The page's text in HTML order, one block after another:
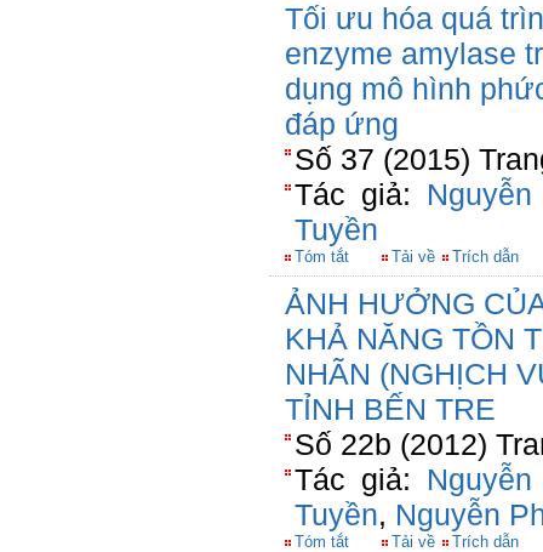
Tối ưu hóa quá
enzyme amylase
dụng mô hình
đáp ứng
Số 37 (2015)
Tác giả:
Tuyền
Tóm tắt Tải về Trích dẫn
ẢNH HƯỞNG
KHẢ NĂNG TỒN
NHÃN (NGHỊCH
TỈNH BẾN TRE
Số 22b (2012)
Tác giả:
Tuyền, Nguyễn
Tóm tắt Tải về Trích dẫn